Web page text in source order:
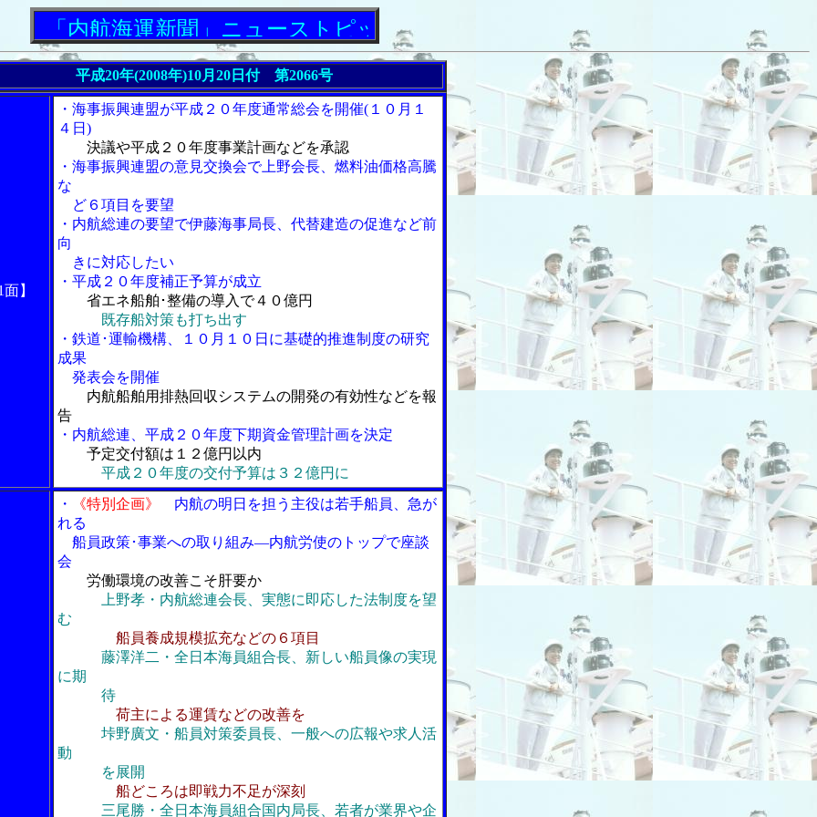
内航海運新聞」ニューストピックス
平成20年(2008年)10月20日付 第2066号
】
・海事振興連盟が平成２０年度通常総会を開催(１０月１
４日)
決議や平成２０年度事業計画などを承認
・海事振興連盟の意見交換会で上野会長、燃料油価格高騰
な
ど６項目を要望
・内航総連の要望で伊藤海事局長、代替建造の促進など前
向
きに対応したい
・平成２０年度補正予算が成立
省エネ船舶･整備の導入で４０億円
既存船対策も打ち出す
・鉄道･運輸機構、１０月１０日に基礎的推進制度の研究
成果
発表会を開催
内航船舶用排熱回収システムの開発の有効性などを報
告
・内航総連、平成２０年度下期資金管理計画を決定
予定交付額は１２億円以内
平成２０年度の交付予算は３２億円に
・
《特別企画》
内航の明日を担う主役は若手船員、急が
れる
船員政策･事業への取り組み―内航労使のトップで座談
会
労働環境の改善こそ肝要か
上野孝・内航総連会長、実態に即応した法制度を望
む
船員養成規模拡充などの６項目
藤澤洋二・全日本海員組合長、新しい船員像の実現
に期
待
荷主による運賃などの改善を
垰野廣文・船員対策委員長、一般への広報や求人活
動
を展開
船どころは即戦力不足が深刻
三尾勝・全日本海員組合国内局長、若者が業界や企